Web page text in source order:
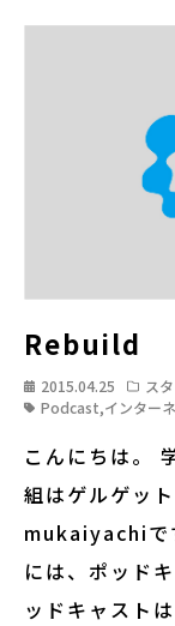
Rebuild
2015.04.25
ス
Podcast,インター
こんにちは。
組はゲルゲッ
mukaiyachiで
には、ポッド
ッドキャスト